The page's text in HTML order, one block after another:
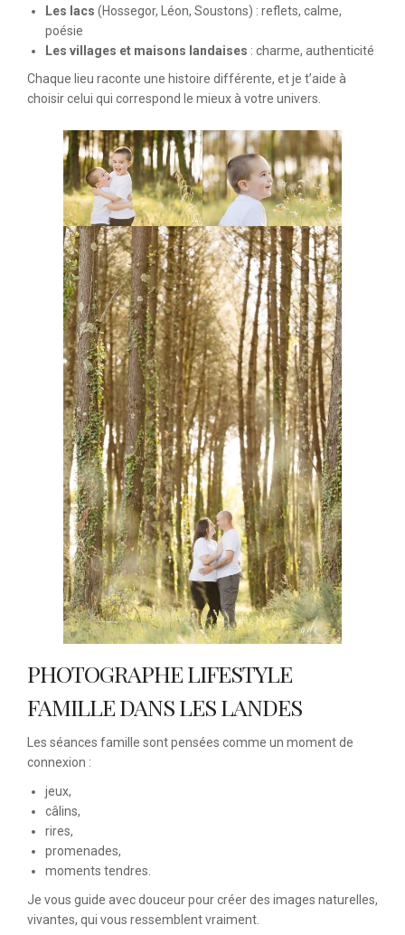
Les lacs (Hossegor, Léon, Soustons) : reflets, calme,
poésie
Les villages et maisons landaises : charme, authenticité
Chaque lieu raconte une histoire différente, et je t’aide à
choisir celui qui correspond le mieux à votre univers.
PHOTOGRAPHE LIFESTYLE
FAMILLE DANS LES LANDES
Les séances famille sont pensées comme un moment de
connexion :
jeux,
câlins,
rires,
promenades,
moments tendres.
Je vous guide avec douceur pour créer des images naturelles,
vivantes, qui vous ressemblent vraiment.